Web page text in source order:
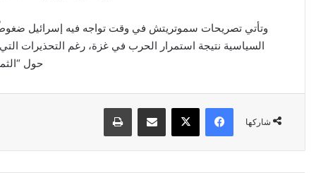
وتأتي تصريحات سموتريتش في وقت تواجه فيه إسرائيل ضغوطًا
السياسية نتيجة استمرار الحرب في غزة، رغم التحذيرات
حول
شاركها
فيسبوك ‫X مشاركة عبر البريد طباعة